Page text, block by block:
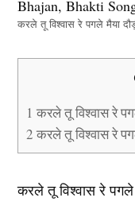
करले तू विश्वास रे पगले मैया
1 करले तू विश्वास रे
2 करले तू विश्वास रे
करले तू विश्वास रे पगले